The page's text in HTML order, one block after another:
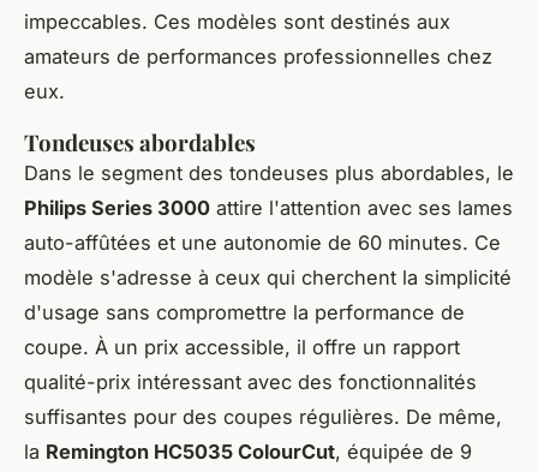
impeccables. Ces modèles sont destinés aux
amateurs de performances professionnelles chez
eux.
Tondeuses abordables
Dans le segment des tondeuses plus abordables, le
Philips Series 3000 attire l'attention avec ses lames
auto-affûtées et une autonomie de 60 minutes. Ce
modèle s'adresse à ceux qui cherchent la simplicité
d'usage sans compromettre la performance de
coupe. À un prix accessible, il offre un rapport
qualité-prix intéressant avec des fonctionnalités
suffisantes pour des coupes régulières. De même,
la Remington HC5035 ColourCut, équipée de 9